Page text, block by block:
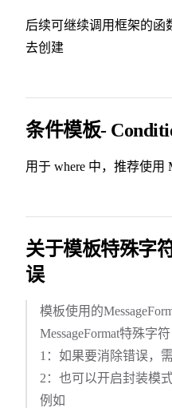
后续可继续调用框架的函
去创建
条件模板-
用于 where 中，推荐使用
关于模板特殊字
误
模板使用的
MessageFormat特殊字符
1：如果要消除错误，
2：也可以开启封装模
例如